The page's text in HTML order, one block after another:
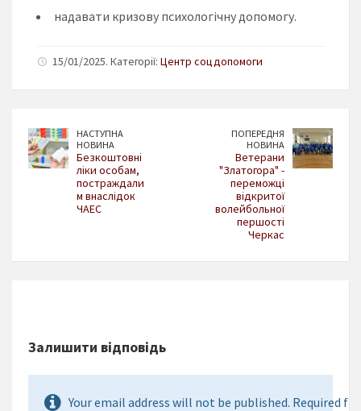
надавати кризову психологічну допомогу.
15/01/2025. Категорії: Центр соцдопомоги
НАСТУПНА
НОВИНА
Безкоштовні
ліки особам,
постраждали
м внаслідок
ЧАЕС
ПОПЕРЕДНЯ
НОВИНА
Ветерани
"Златогора" -
переможці
відкритої
волейбольної
першості
Черкас
Залишити відповідь
Your email address will not be published. Required